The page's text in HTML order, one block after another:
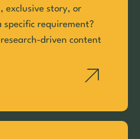
exclusive story, or
requirement?
driven content